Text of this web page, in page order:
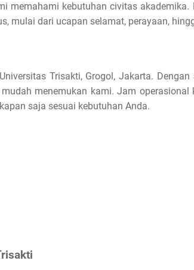
memahami kebutuhan civitas akademika.
mulai dari ucapan selamat, perayaan,
Trisakti, Grogol, Jakarta.
menemukan kami. Jam operasional
saja sesuai kebutuhan Anda.